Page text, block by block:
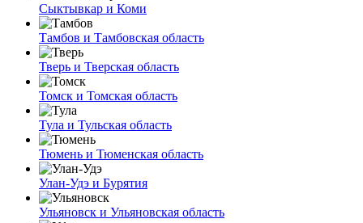
Сыктывкар и Коми
Тамбов и Тамбовская область
Тверь и Тверская область
Томск и Томская область
Тула и Тульская область
Тюмень и Тюменская область
Улан-Удэ и Бурятия
Ульяновск и Ульяновская область